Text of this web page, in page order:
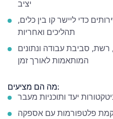
יציב
כדי ליישר קו בין כלים,
תהליכים ואחריות
רשת, סביבת עבודה ונתונים
המותאמות לאורך זמן
מה הם מציעים:
יעד ותוכניות מעבר
פלטפורמות עם אספקה